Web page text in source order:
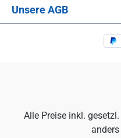
Unsere AGB
Alle Preise inkl.